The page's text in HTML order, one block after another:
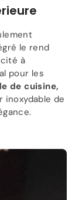
le rend
à
pour les
de cuisine,
de